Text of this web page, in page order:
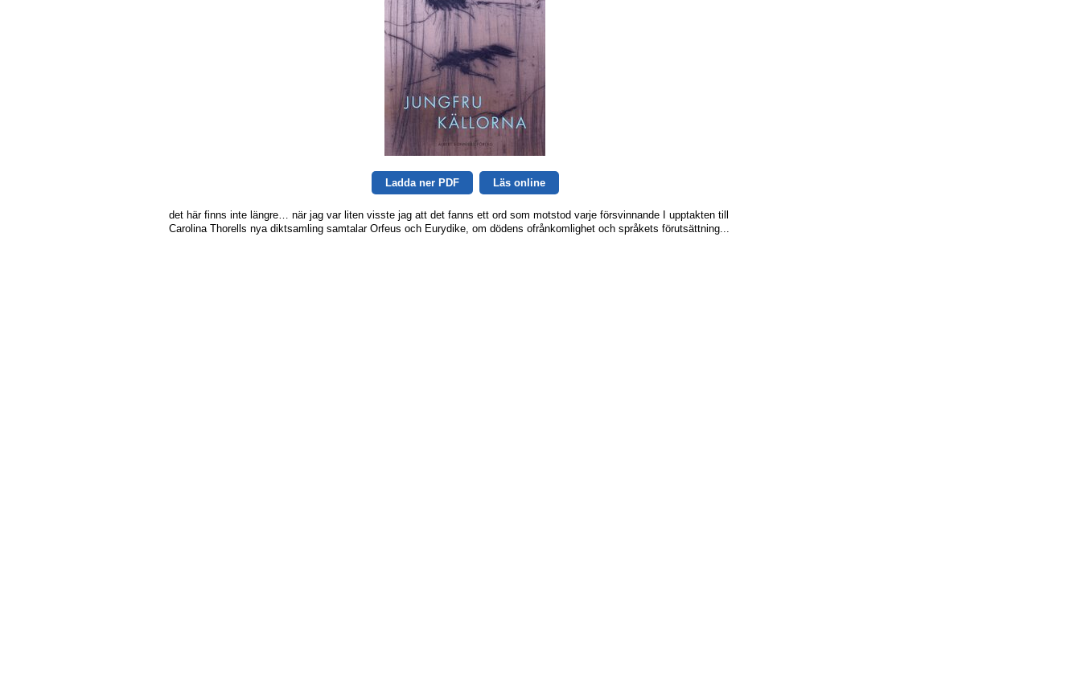
Ladda ner PDF Läs online
det här finns inte längre… när jag var liten visste jag att det fanns ett ord som motstod varje försvinnande I upptakten till
Carolina Thorells nya diktsamling samtalar Orfeus och Eurydike, om dödens ofrånkomlighet och språkets förutsättning...